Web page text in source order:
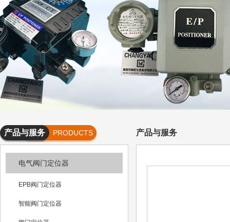
产品与服务
PRODUCTS
SERVICES
电气阀门定位器
EPB阀门定位器
智能阀门定位器
产品与服务